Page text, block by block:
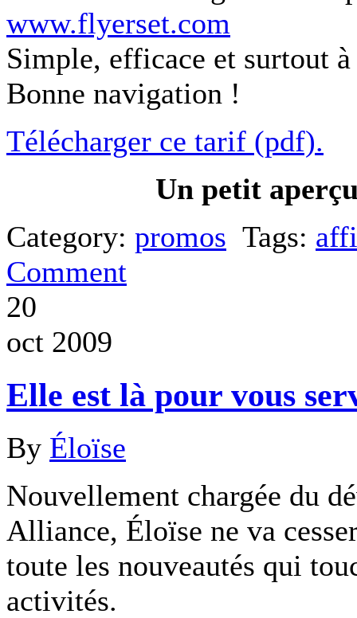
www.flyerset.com
Simple, efficace et surtout
Bonne navigation !
Télécharger ce tarif (pdf).
Un petit
Category: promos Tags:
Comment
20
oct 2009
Elle est là pour vous
By Éloïse
Nouvellement chargée du
Alliance, Éloïse ne va
toute les nouveautés qui
activités.